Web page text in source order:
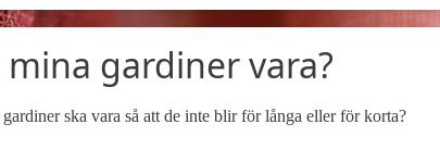
gardiner vara?
ska vara så att de inte blir för långa eller för korta?